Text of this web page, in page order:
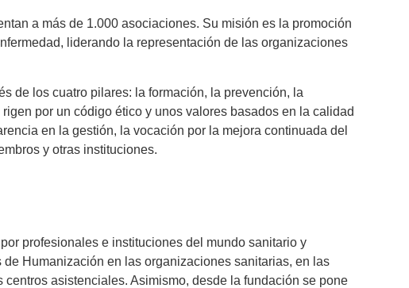
a más de 1.000 asociaciones. Su misión es la promoción
liderando la representación de las organizaciones
de los cuatro pilares: la formación, la prevención, la
por un código ético y unos valores basados en la calidad
en la gestión, la vocación por la mejora continuada del
y otras instituciones.
profesionales e instituciones del mundo sanitario y
Humanización en las organizaciones sanitarias, en las
asistenciales. Asimismo, desde la fundación se pone